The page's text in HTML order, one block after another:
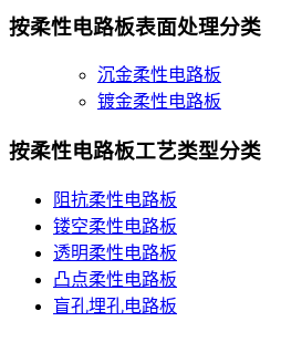
按柔性电路板表面处理分类
沉金柔性电路板
镀金柔性电路板
按柔性电路板工艺类型分类
阻抗柔性电路板
镂空柔性电路板
透明柔性电路板
凸点柔性电路板
盲孔埋孔电路板